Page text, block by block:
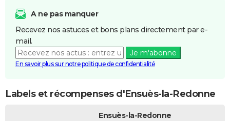
A ne pas manquer
Recevez nos astuces et bons plans directement par e-
mail.
Je m'abonne
En savoir plus sur notre politique de confidentialité
Labels et récompenses d'Ensuès-la-Redonne
Ensuès-la-Redonne